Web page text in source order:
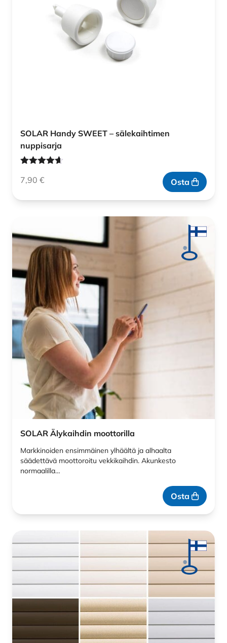
SOLAR Handy SWEET – sälekaihtimen
nuppisarja
tuotteesta:
7,90 € Osta
SOLAR Älykaihdin moottorilla
Markkinoiden ensimmäinen ylhäältä ja alhaalta
säädettävä moottoroitu vekkikaihdin. Akunkesto
normaalilla…
Osta